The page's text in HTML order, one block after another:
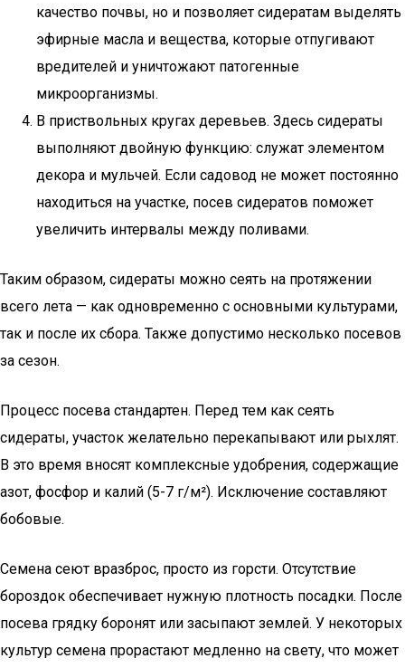
качество почвы, но и позволяет сидератам выделять
эфирные масла и вещества, которые отпугивают
вредителей и уничтожают патогенные
микроорганизмы.
В приствольных кругах деревьев. Здесь сидераты
выполняют двойную функцию: служат элементом
декора и мульчей. Если садовод не может постоянно
находиться на участке, посев сидератов поможет
увеличить интервалы между поливами.
Таким образом, сидераты можно сеять на протяжении
всего лета — как одновременно с основными культурами,
так и после их сбора. Также допустимо несколько посевов
за сезон.
Процесс посева стандартен. Перед тем как сеять
сидераты, участок желательно перекапывают или рыхлят.
В это время вносят комплексные удобрения, содержащие
азот, фосфор и калий (5-7 г/м²). Исключение составляют
бобовые.
Семена сеют вразброс, просто из горсти. Отсутствие
бороздок обеспечивает нужную плотность посадки. После
посева грядку боронят или засыпают землей. У некоторых
культур семена прорастают медленно на свету, что может